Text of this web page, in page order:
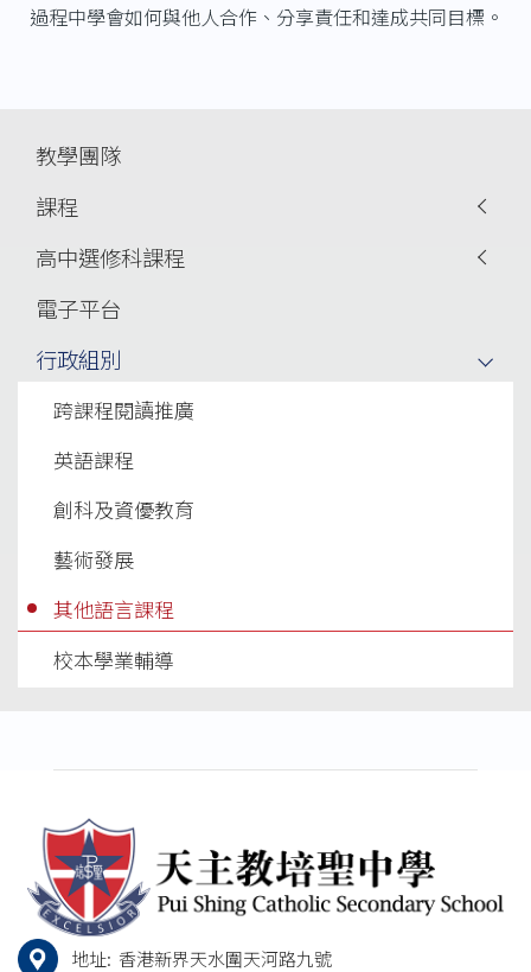
過程中學會如何與他人合作、分享責任和達成共同目標。
navigation
教學團隊
課程
高中選修科課程
電子平台
行政組別
跨課程閱讀推廣
英語課程
創科及資優教育
藝術發展
其他語言課程
校本學業輔導
地址: 香港新界天水圍天河路九號